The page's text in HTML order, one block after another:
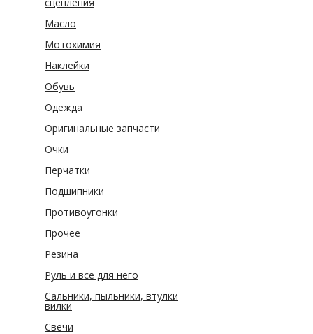
Масло
Мотохимия
Наклейки
Обувь
Одежда
Оригинальные запчасти
Очки
Перчатки
Подшипники
Противоугонки
Прочее
Резина
Руль и все для него
Сальники, пыльники, втулки
вилки
Свечи